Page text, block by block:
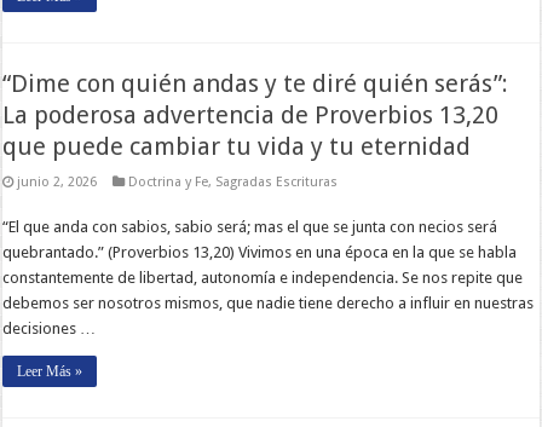
“Dime con quién andas y te diré quién serás”:
La poderosa advertencia de Proverbios 13,20
que puede cambiar tu vida y tu eternidad
junio 2, 2026 Doctrina y Fe, Sagradas Escrituras
“El que anda con sabios, sabio será; mas el que se junta con necios será
quebrantado.” (Proverbios 13,20) Vivimos en una época en la que se habla
constantemente de libertad, autonomía e independencia. Se nos repite que
debemos ser nosotros mismos, que nadie tiene derecho a influir en nuestras
decisiones …
Leer Más »